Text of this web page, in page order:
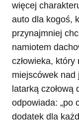
więcej
auto dla kogoś,
przynajmniej
namiotem
człowieka,
miejscówek nad
latarką czołową
odpowiada: „po
dodatek dla